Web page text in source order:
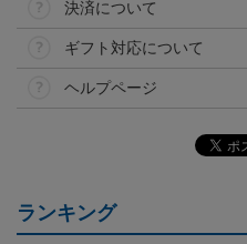
決済について
ギフト対応について
ヘルプページ
ランキング